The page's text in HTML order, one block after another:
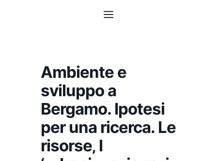
Menu
Ambiente e
sviluppo a
Bergamo. Ipotesi
per una ricerca. Le
risorse‚ l